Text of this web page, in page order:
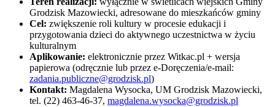
Grodzisk Mazowiecki, adresowane do mieszkańców gminy
Cel: zwiększenie roli kultury w procesie edukacji i
przygotowania dzieci do aktywnego uczestnictwa w życiu
kulturalnym
Aplikowanie: elektronicznie przez Witkac.pl + wersja
papierowa (odręcznie lub przez e-Doręczenia/e-mail:
zadania.publiczne@grodzisk.pl)
Kontakt: Magdalena Wysocka, UM Grodzisk Mazowiecki,
tel. (22) 463-46-37, magdalena.wysocka@grodzisk.pl